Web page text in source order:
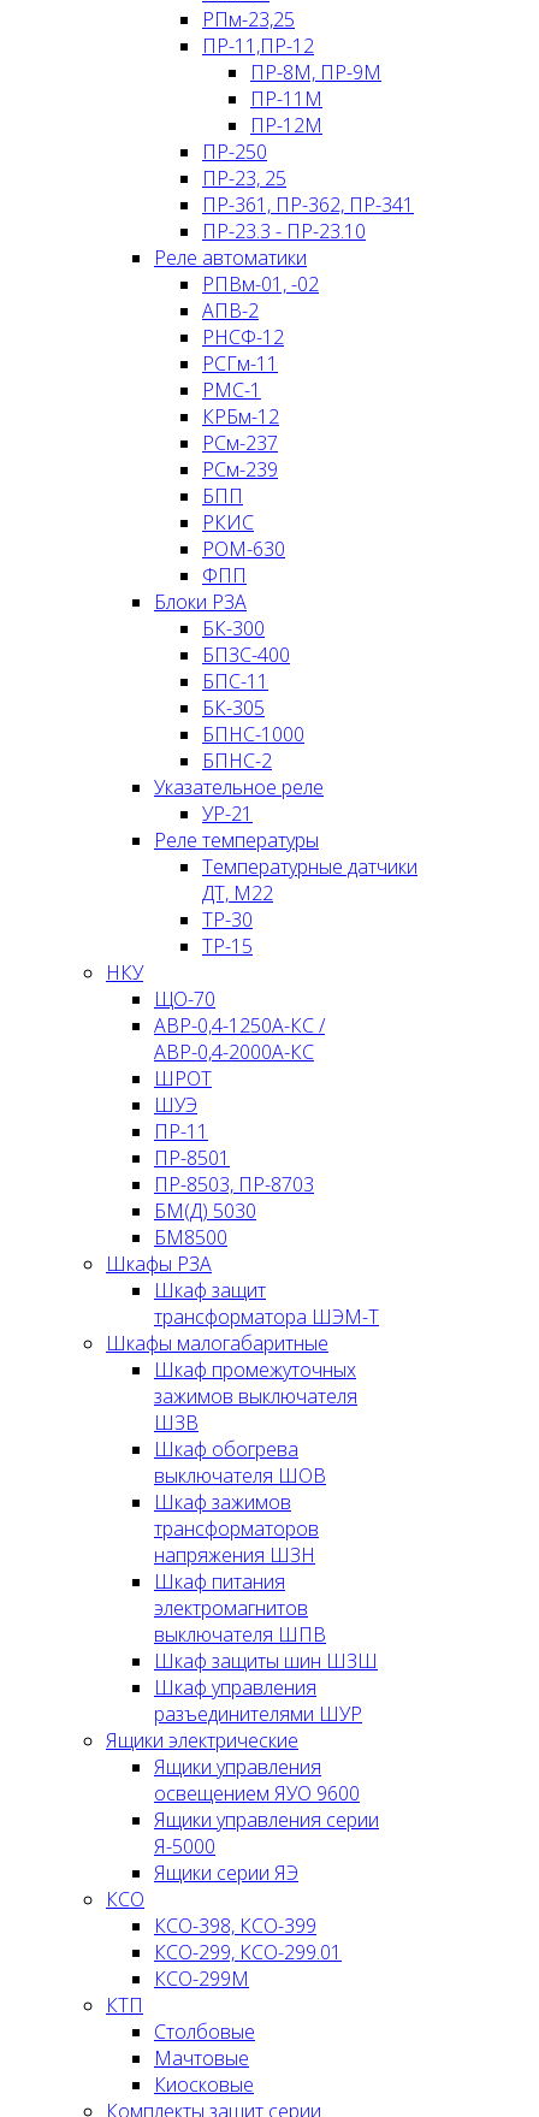
РПм-23,25
ПР-11,ПР-12
ПР-8М, ПР-9М
ПР-11М
ПР-12М
ПР-250
ПР-23, 25
ПР-361, ПР-362, ПР-341
ПР-23.3 - ПР-23.10
Реле автоматики
РПВм-01, -02
АПВ-2
РНCФ-12
РСГм-11
РМС-1
КРБм-12
РСм-237
РСм-239
БПП
РКИС
РОМ-630
ФПП
Блоки РЗА
БК-300
БПЗС-400
БПС-11
БК-305
БПНС-1000
БПНС-2
Указательное реле
УР-21
Реле температуры
Температурные датчики
ДТ, М22
ТР-30
ТР-15
НКУ
ЩО-70
АВР-0,4-1250А-КС /
АВР-0,4-2000А-КС
ШРОТ
ШУЭ
ПР-11
ПР-8501
ПР-8503, ПР-8703
БМ(Д) 5030
БМ8500
Шкафы РЗА
Шкаф защит
трансформатора ШЭМ-Т
Шкафы малогабаритные
Шкаф промежуточных
зажимов выключателя
ШЗВ
Шкаф обогрева
выключателя ШОВ
Шкаф зажимов
трансформаторов
напряжения ШЗН
Шкаф питания
электромагнитов
выключателя ШПВ
Шкаф защиты шин ШЗШ
Шкаф управления
разъединителями ШУР
Ящики электрические
Ящики управления
освещением ЯУО 9600
Ящики управления серии
Я-5000
Ящики серии ЯЭ
КСО
КСО-398, КСО-399
КСО-299, КСО-299.01
КСО-299М
КТП
Столбовые
Мачтовые
Киосковые
Комплекты защит серии